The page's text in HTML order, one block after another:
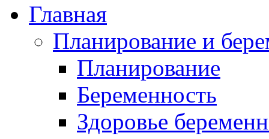
Главная
Планирование и
Планирование
Беременность
Здоровье